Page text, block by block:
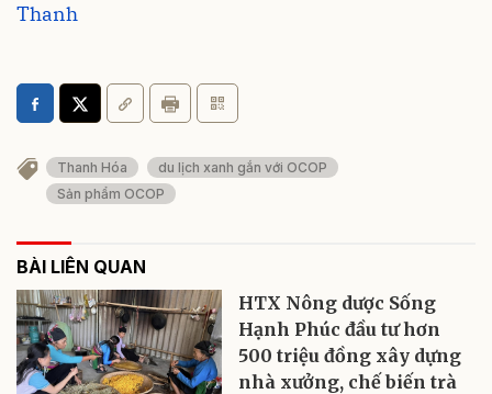
Thanh
Thanh Hóa
du lịch xanh gắn với OCOP
Sản phẩm OCOP
BÀI LIÊN QUAN
HTX Nông dược Sống
Hạnh Phúc đầu tư hơn
500 triệu đồng xây dựng
nhà xưởng, chế biến trà